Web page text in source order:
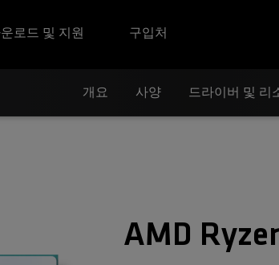
로드 및 지원 구입처
개요 사양 드라이버 및 리
AMD